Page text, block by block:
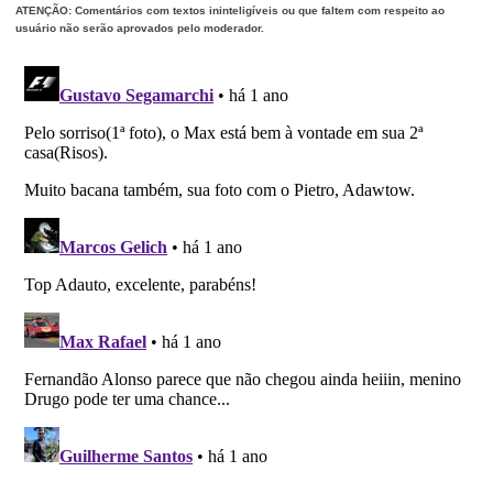
ATENÇÃO: Comentários com textos ininteligíveis ou que faltem com respeito ao
usuário não serão aprovados pelo moderador.